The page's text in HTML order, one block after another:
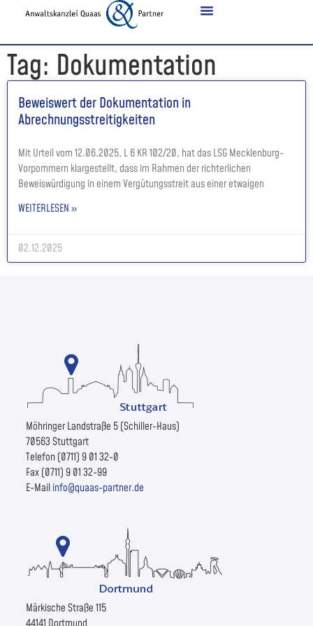
Tag: Dokumentation
Beweiswert der Dokumentation in
Abrechnungsstreitigkeiten
Mit Urteil vom 12.06.2025, L 6 KR 102/20, hat das LSG Mecklenburg-
Vorpommern klargestellt, dass im Rahmen der richterlichen
Beweiswürdigung in einem Vergütungsstreit aus einer etwaigen
WEITERLESEN »
02.12.2025
Möhringer Landstraße 5 (Schiller-Haus)
70563 Stuttgart
Telefon (0711) 9 01 32-0
Fax (0711) 9 01 32-99
E-Mailinfo@quaas-partner.de
Märkische Straße 115